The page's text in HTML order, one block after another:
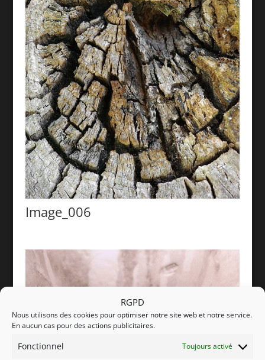
RGPD
Nous utilisons des cookies pour optimiser notre site web et notre service.
En aucun cas pour des actions publicitaires.
Fonctionnel Toujours activé
Image_006